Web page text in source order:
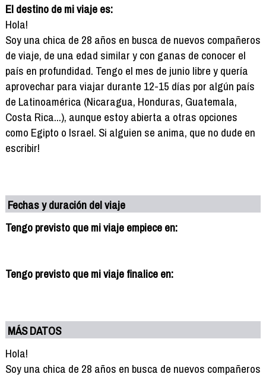
El destino de mi viaje es:
Hola!
Soy una chica de 28 años en busca de nuevos compañeros
de viaje, de una edad similar y con ganas de conocer el
país en profundidad. Tengo el mes de junio libre y quería
aprovechar para viajar durante 12-15 días por algún país
de Latinoamérica (Nicaragua, Honduras, Guatemala,
Costa Rica...), aunque estoy abierta a otras opciones
como Egipto o Israel. Si alguien se anima, que no dude en
escribir!
Fechas y duración del viaje
Tengo previsto que mi viaje empiece en:
Tengo previsto que mi viaje finalice en:
MÁS DATOS
Hola!
Soy una chica de 28 años en busca de nuevos compañeros